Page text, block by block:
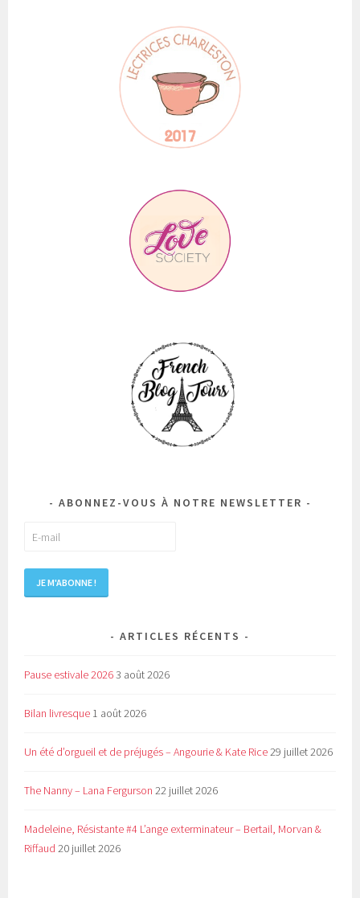
ABONNEZ-VOUS À NOTRE NEWSLETTER
ARTICLES RÉCENTS
Pause estivale 20263 août 2026
Bilan livresque 1 août 2026
Un été d’orgueil et de préjugés – Angourie & Kate Rice29 juillet 2026
The Nanny – Lana Fergurson 22 juillet 2026
Madeleine, Résistante #4 L’ange exterminateur – Bertail, Morvan &
Riffaud 20 juillet 2026